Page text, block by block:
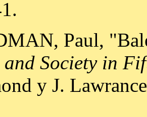
Paul,
and Society in
y J.